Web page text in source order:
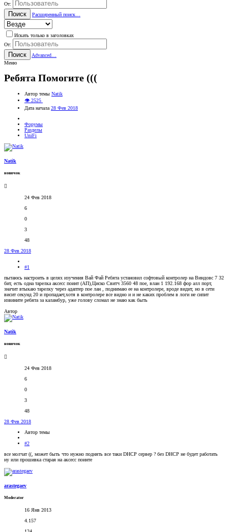
От:
Поиск Расширенный поиск…
Искать только в заголовках
От:
Поиск
Advanced…
Меню
Ребята Помогите (((
Автор темы Natik
👁 2525
Дата начала 28 Фев 2018
Форумы
Разделы
UniFi
Natik
новичок
24 Фев 2018
6
0
3
48
28 Фев 2018
#1
пытаюсь настроить в целях изучения Вай Фай Ребята установил софтовый контролер на Виндовс 7 32
бит, есть одна тарелка аксесс поинт (АП),Циско Свитч 3560 48 пое, влан 1 192.168 фор алл порт,
значит втыкаю тарелку через адаптер пое лан , поднимаю ее на контролере, вроде видит, но в сети
висит секунд 20 и пропадает,хотя в контролере все видно и и не каких проблем в логи не сипит
извините ребята за каламбур, уже голову сломал не знаю как быть
Автор
Natik
новичок
24 Фев 2018
6
0
3
48
28 Фев 2018
Автор темы
#2
все молчат ((, может быть что нужно поднять все таки DHCP сервер ? без DHCP не будет работать
ну или прошивка старая на аксесс поинте
arastegaev
Moderator
16 Янв 2013
4.157